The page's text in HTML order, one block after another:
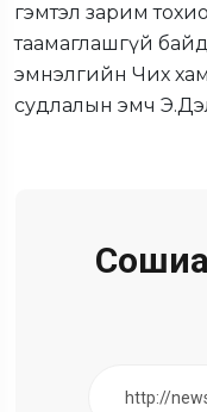
гэмтэл зарим
таамаглашгүй
эмнэлгийн Чих
судлалын эмч